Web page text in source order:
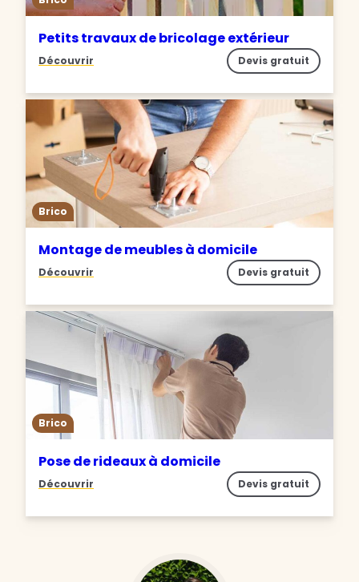
Petits travaux de bricolage extérieur
Découvrir Devis gratuit
Brico
Montage de meubles à domicile
Découvrir Devis gratuit
Brico
Pose de rideaux à domicile
Découvrir Devis gratuit